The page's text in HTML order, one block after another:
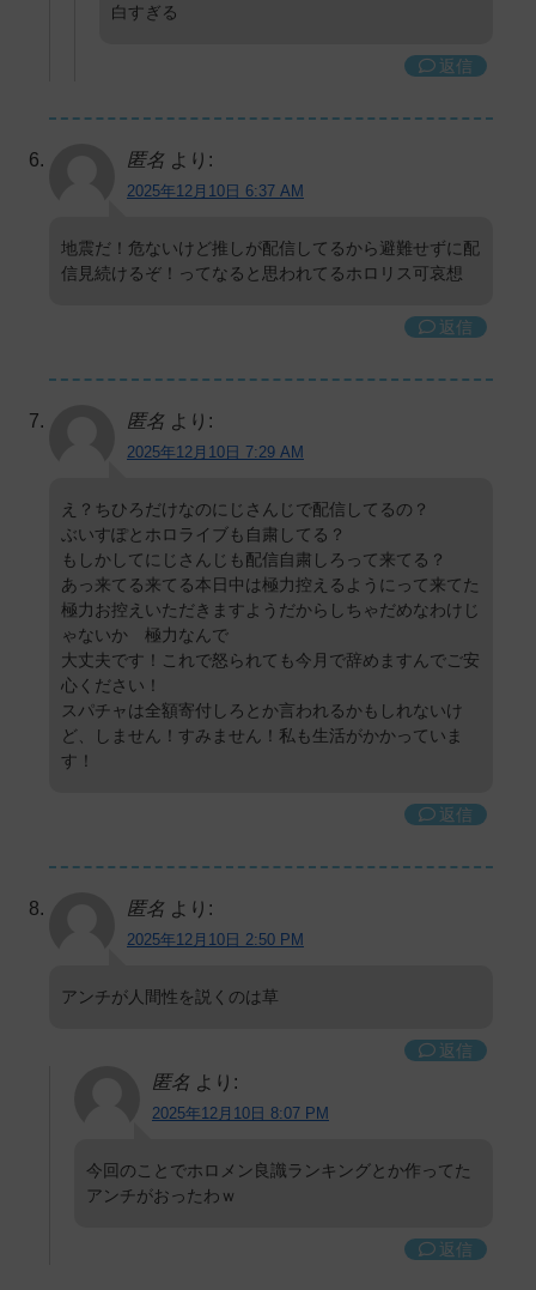
白すぎる
返信
匿名 より:
2025年12月10日 6:37 AM
地震だ！危ないけど推しが配信してるから避難せずに配
信見続けるぞ！ってなると思われてるホロリス可哀想
返信
匿名 より:
2025年12月10日 7:29 AM
え？ちひろだけなのにじさんじで配信してるの？
ぶいすぽとホロライブも自粛してる？
もしかしてにじさんじも配信自粛しろって来てる？
あっ来てる来てる本日中は極力控えるようにって来てた
極力お控えいただきますようだからしちゃだめなわけじ
ゃないか 極力なんで
大丈夫です！これで怒られても今月で辞めますんでご安
心ください！
スパチャは全額寄付しろとか言われるかもしれないけ
ど、しません！すみません！私も生活がかかっていま
す！
返信
匿名 より:
2025年12月10日 2:50 PM
アンチが人間性を説くのは草
返信
匿名 より:
2025年12月10日 8:07 PM
今回のことでホロメン良識ランキングとか作ってた
アンチがおったわｗ
返信